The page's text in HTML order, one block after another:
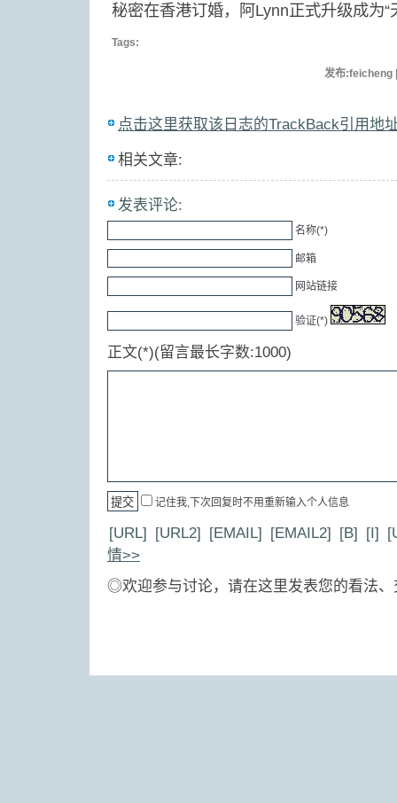
秘密在香港订婚，阿Lynn正式升级成为“
Tags:
发布:feicheng
点击这里获取该日志的TrackBack引用地
相关文章:
发表评论:
名称(*)
邮箱
网站链接
验证(*)
正文(*)(留言最长字数:1000)
记住我,下次回复时不用重新输入个人信息
[URL] [URL2] [EMAIL] [EMAIL2] [B] [I]
情>>
◎欢迎参与讨论，请在这里发表您的看法、